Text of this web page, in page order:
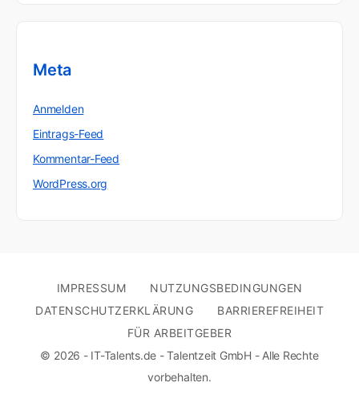
Meta
Anmelden
Eintrags-Feed
Kommentar-Feed
WordPress.org
IMPRESSUM
NUTZUNGSBEDINGUNGEN
DATENSCHUTZERKLÄRUNG
BARRIEREFREIHEIT
FÜR ARBEITGEBER
© 2026 - IT-Talents.de - Talentzeit GmbH - Alle Rechte
vorbehalten.